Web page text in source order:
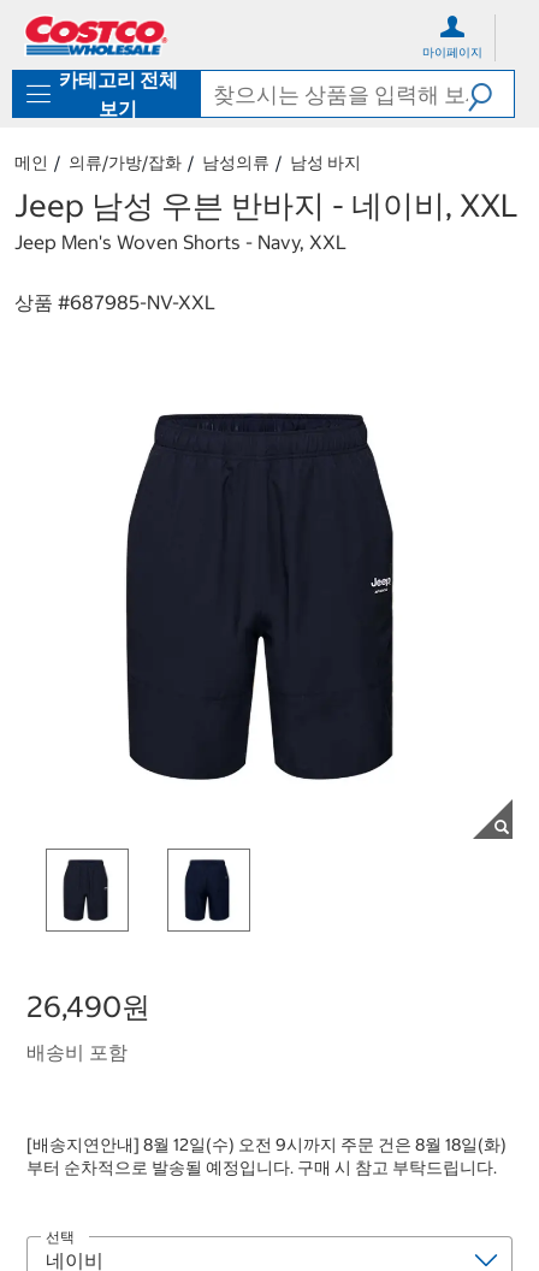
로
기
가
마이페이지
카테고리 전체
보기
메인 의류/가방/잡화 남성의류 남성 바지
Jeep 남성 우븐 반바지 - 네이비, XXL
Jeep Men's Woven Shorts - Navy, XXL
상품 #687985-NV-XXL
26,490원
배송비 포함
[배송지연안내] 8월 12일(수) 오전 9시까지 주문 건은 8월 18일(화)
부터 순차적으로 발송될 예정입니다. 구매 시 참고 부탁드립니다.
선택